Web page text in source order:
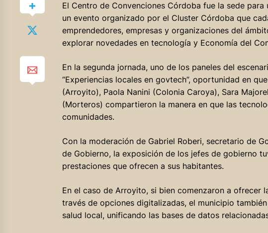
El Centro de Convenciones Córdoba fue la sede
un evento organizado por el Cluster Córdoba que
emprendedores, empresas y organizaciones del
explorar novedades en tecnología y Economía del
En la segunda jornada, uno de los paneles del
“Experiencias locales en govtech”, oportunidad en
(Arroyito), Paola Nanini (Colonia Caroya), Sara
(Morteros) compartieron la manera en que las
comunidades.
Con la moderación de Gabriel Roberi, secretario de
de Gobierno, la exposición de los jefes de gobierno
prestaciones que ofrecen a sus habitantes.
En el caso de Arroyito, si bien comenzaron a ofrecer
través de opciones digitalizadas, el municipio
salud local, unificando las bases de datos